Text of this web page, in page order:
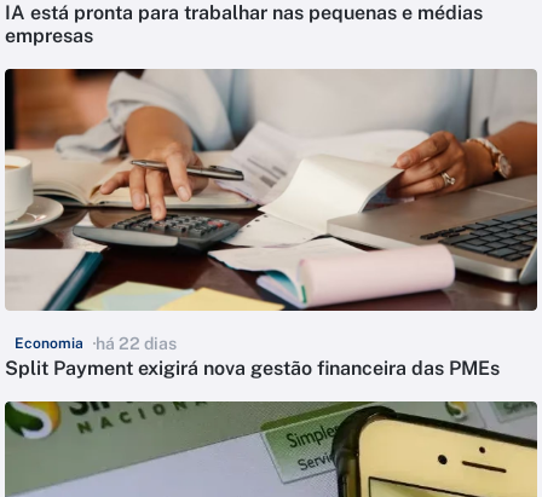
IA está pronta para trabalhar nas pequenas e médias
empresas
Economia há 22 dias
Split Payment exigirá nova gestão financeira das PMEs